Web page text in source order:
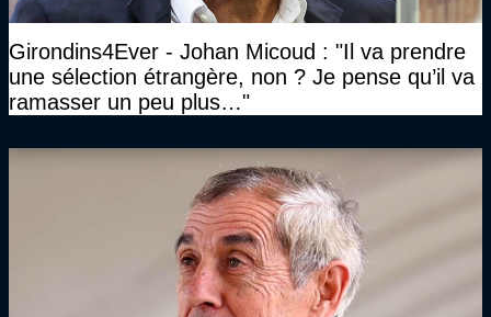
Girondins4Ever - Johan Micoud : "Il va prendre
une sélection étrangère, non ? Je pense qu’il va
ramasser un peu plus…"